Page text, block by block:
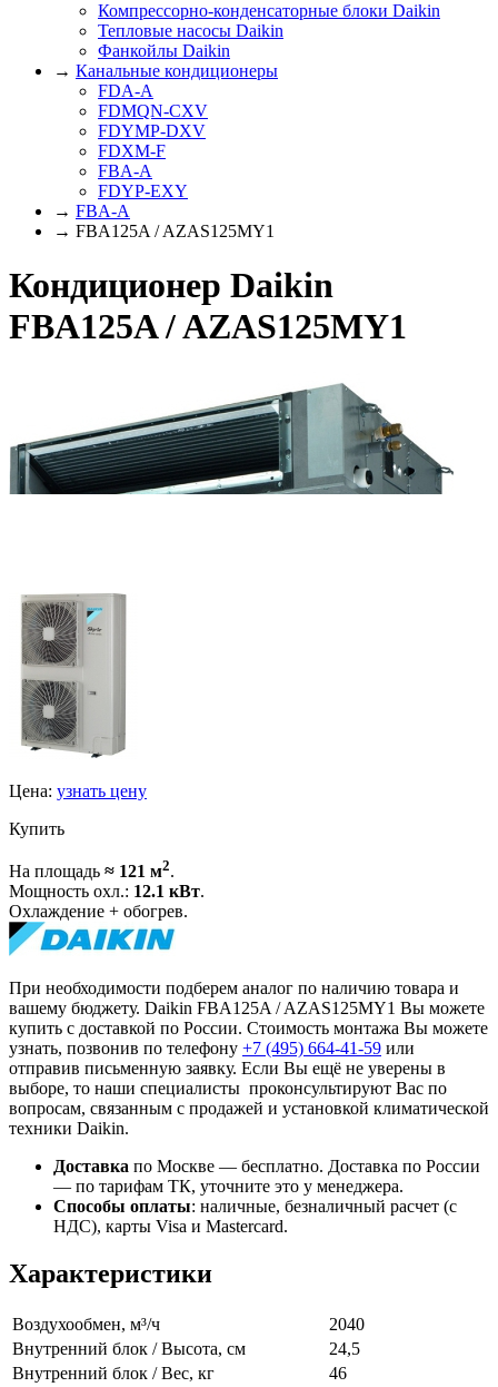
Компрессорно-конденсаторные блоки Daikin
Тепловые насосы Daikin
Фанкойлы Daikin
→ Канальные кондиционеры
FDA-A
FDMQN-CXV
FDYMP-DXV
FDXM-F
FBA-A
FDYP-EXY
→ FBA-A
→ FBA125A / AZAS125MY1
Кондиционер Daikin
FBA125A / AZAS125MY1
Цена: узнать цену
Купить
На площадь ≈ 121 м2.
Мощность охл.: 12.1 кВт.
Охлаждение + обогрев.
При необходимости подберем аналог по наличию товара и
вашему бюджету. Daikin FBA125A / AZAS125MY1 Вы можете
купить с доставкой по России. Стоимость монтажа Вы можете
узнать, позвонив по телефону +7 (495) 664-41-59 или
отправив письменную заявку. Если Вы ещё не уверены в
выборе, то наши специалисты проконсультируют Вас по
вопросам, связанным с продажей и установкой климатической
техники Daikin.
Доставка по Москве — бесплатно. Доставка по России
— по тарифам ТК, уточните это у менеджера.
Способы оплаты: наличные, безналичный расчет (с
НДС), карты Visa и Mastercard.
Характеристики
Воздухообмен, м³/ч
2040
Внутренний блок / Высота, см
24,5
Внутренний блок / Вес, кг
46